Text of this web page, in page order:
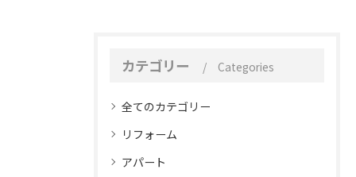
カテゴリー Categories
全てのカテゴリー
リフォーム
アパート